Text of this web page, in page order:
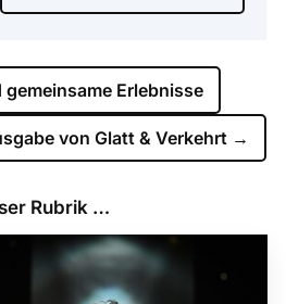
Erlebnisse
von Glatt & Verkehrt →
Rubrik …